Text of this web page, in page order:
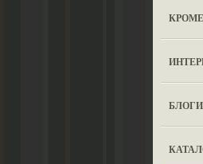
БЛОГИ